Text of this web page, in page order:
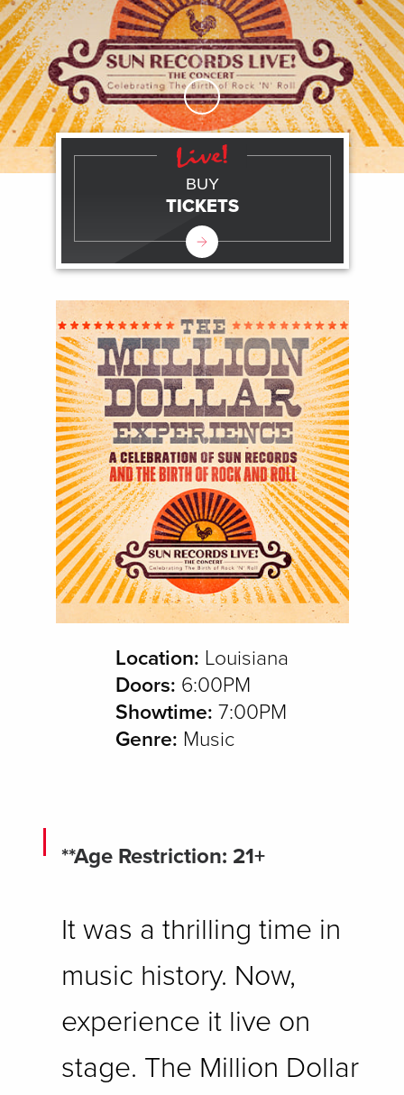
Skip to Main Content
Location: Louisiana
Doors: 6:00PM
Showtime: 7:00PM
Genre: Music
**Age Restriction: 21+
It was a thrilling time in
music history. Now,
experience it live on
stage. The Million Dollar
BUY
TICKETS